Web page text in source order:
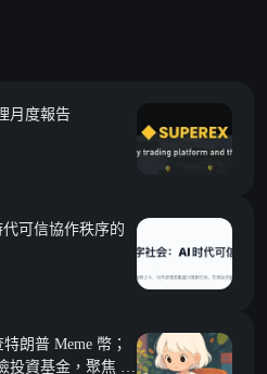
月度報告
可信協作秩序的
朗普 Meme 幣；
投資基金，聚焦 Y